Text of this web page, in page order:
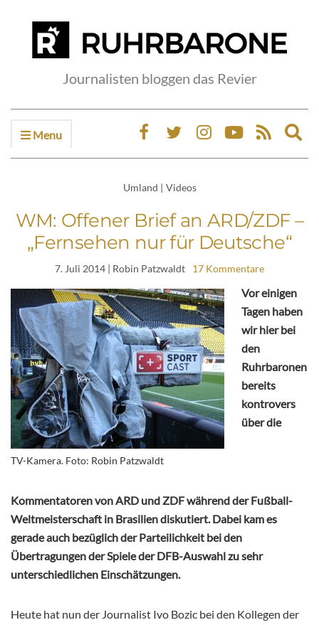
Journalisten bloggen das Revier
Menu
Umland | Videos
WM: Offener Brief an ARD/ZDF –
„Fernsehen nur für Deutsche“
7. Juli 2014 | Robin Patzwaldt 17 Kommentare
TV-Kamera. Foto: Robin Patzwaldt
Vor einigen
Tagen haben
wir hier bei
den
Ruhrbaronen
bereits
kontrovers
über die
Kommentatoren von ARD und ZDF während der Fußball-
Weltmeisterschaft in Brasilien diskutiert. Dabei kam es
gerade auch bezüglich der Parteilichkeit bei den
Übertragungen der Spiele der DFB-Auswahl zu sehr
unterschiedlichen Einschätzungen.
Heute hat nun der Journalist Ivo Bozic bei den Kollegen der